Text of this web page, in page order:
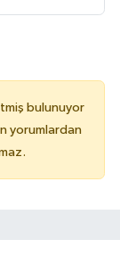
bulunuyor
yorumlardan